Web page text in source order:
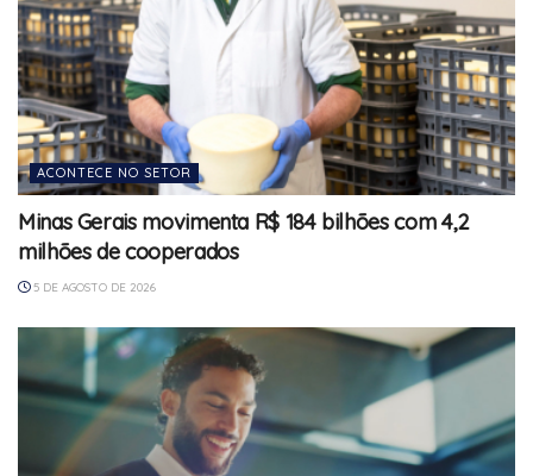
ACONTECE NO SETOR
Minas Gerais movimenta R$ 184 bilhões com 4,2
milhões de cooperados
5 DE AGOSTO DE 2026